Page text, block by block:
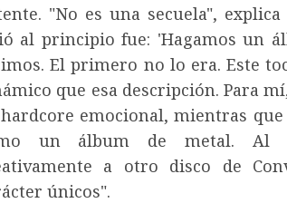
"No es una secuela",
al principio fue: 'Hagamos un
El primero no lo era. Este
que esa descripción. Para
emocional, mientras
un álbum de metal. Al
a otro disco de
únicos".